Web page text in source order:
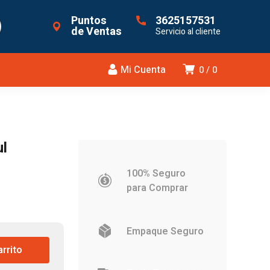
Puntos
de Ventas
3625157531
Servicio al cliente
0 0
Mi Cuenta
100% Seguro
para Comprar
Empaque Seguro